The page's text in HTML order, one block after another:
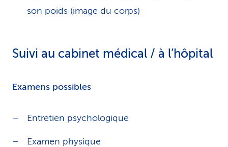
son poids (image du corps)
Suivi au cabinet médical / à l’hôpital
Examens possibles
Entretien psychologique
Examen physique